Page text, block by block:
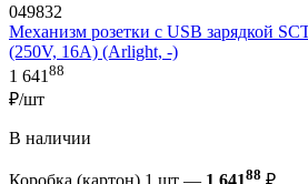
049832
Механизм розетки с USB зарядкой
(250V, 16A) (Arlight, -)
1 641 88
₽/шт
В наличии
88